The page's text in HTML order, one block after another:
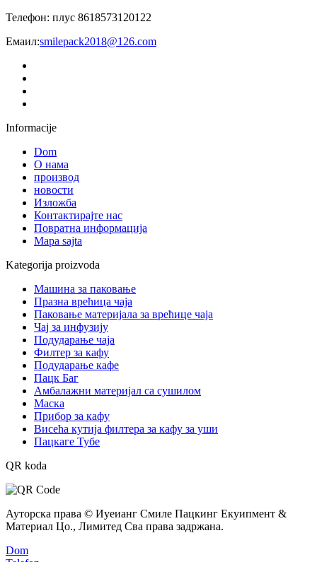
Телефон: плус 8618573120122
Емаил:smilepack2018@126.com
Informacije
Dom
О нама
производ
новости
Изложба
Контактирајте нас
Повратна информација
Mapa sajta
Kategorija proizvoda
Машина за паковање
Празна врећица чаја
Паковање материјала за врећице чаја
Чај за инфузију
Подударање чаја
Филтер за кафу
Подударање кафе
Пацк Баг
Амбалажни материјал са сушилом
Маска
Прибор за кафу
Висећа кутија филтера за кафу за уши
Пацкаге Тубе
QR koda
Ауторска права © Иуеианг Смиле Пацкинг Екуипмент &
Материал Цо., Лимитед Сва права задржана.
Dom